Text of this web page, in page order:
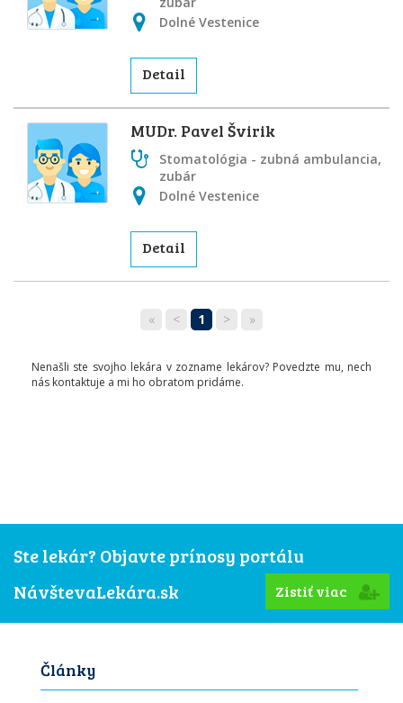
Dolné Vestenice
Detail
MUDr. Pavel Švirik
Stomatológia - zubná ambulancia,
zubár
Dolné Vestenice
Detail
« < 1 > »
Nenašli ste svojho lekára v zozname lekárov? Povedzte mu, nech
nás kontaktuje a mi ho obratom pridáme.
Ste lekár? Objavte prínosy portálu
NávštevaLekára.sk
Zistiť viac
Články